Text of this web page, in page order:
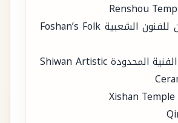
جمعية فوشان للفنون الشعبية Foshan’s Folk
شركة الخزف الفنية المحدودة Shiwan Artistic